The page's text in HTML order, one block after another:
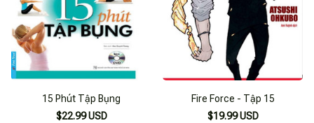
15 Phút Tập Bụng
$22.99 USD
Fire Force - Tập 15
$19.99 USD